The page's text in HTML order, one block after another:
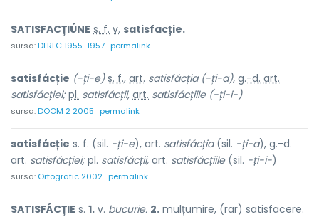
SATISFACȚIÚNE s. f. v. satisfacție.
sursa:DLRLC 1955-1957 permalink
satisfácție (-ți-e) s. f., art. satisfácția (-ți-a), g.-d. art.
satisfácției; pl. satisfácții, art. satisfácțiile (-ți-i-)
sursa:DOOM 2 2005 permalink
satisfácție s. f. (sil. -ți-e), art. satisfácția(sil. -ți-a), g.-d.
art. satisfácției;pl. satisfácții, art. satisfácțiile(sil. -ți-i-)
sursa: Ortografic 2002 permalink
SATISFÁCȚIE s. 1. v. bucurie. 2. mulțumire, (rar) satisfacere.